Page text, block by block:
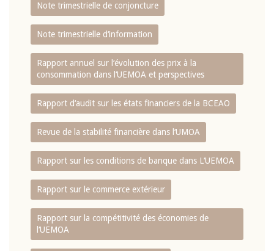
Note trimestrielle de conjoncture
Note trimestrielle d‘information
Rapport annuel sur l‘évolution des prix à la
consommation dans l‘UEMOA et perspectives
Rapport d‘audit sur les états financiers de la BCEAO
Revue de la stabilité financière dans l‘UMOA
Rapport sur les conditions de banque dans L‘UEMOA
Rapport sur le commerce extérieur
Rapport sur la compétitivité des économies de
l‘UEMOA